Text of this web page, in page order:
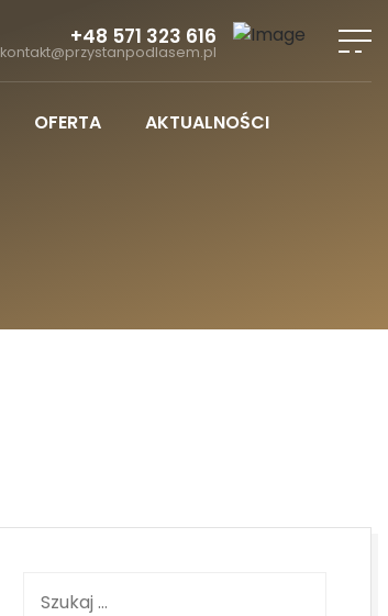
+48 571 323 616
kontakt@przystanpodlasem.pl
OFERTA AKTUALNOŚCI